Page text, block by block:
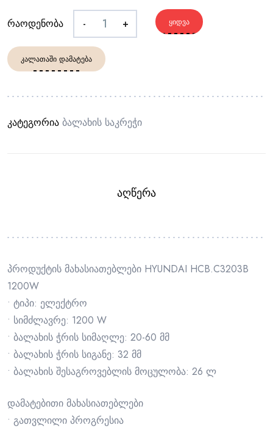
რაოდენობა - + ᲧᲘᲓᲕᲐ
ᲙᲐᲚᲐᲗᲐᲨᲘ ᲓᲐᲛᲐᲢᲔᲑᲐ
კატეგორია Ბალახის Საკრეჭი
ᲐᲦᲬᲔᲠᲐ
პროდუქტის მახასიათებლები HYUNDAI HCB.C3203B
1200W
• ტიპი: ელექტრო
• სიმძლავრე: 1200 W
• ბალახის ჭრის სიმაღლე: 20-60 მმ
• ბალახის ჭრის სიგანე: 32 მმ
• ბალახის შესაგროვებლის მოცულობა: 26 ლ
დამატებითი მახასიათებლები
• გათვლილი პროგრესია